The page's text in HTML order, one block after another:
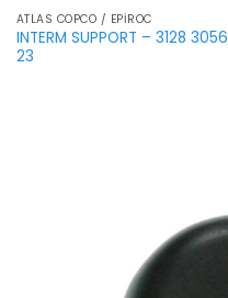
ATLAS COPCO / EPIROC
INTERM SUPPORT – 3128 3056
23